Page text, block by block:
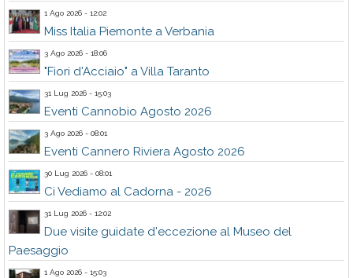
1 Ago 2026 - 12:02
Miss Italia Piemonte a Verbania
3 Ago 2026 - 18:06
"Fiori d'Acciaio" a Villa Taranto
31 Lug 2026 - 15:03
Eventi Cannobio Agosto 2026
3 Ago 2026 - 08:01
Eventi Cannero Riviera Agosto 2026
30 Lug 2026 - 08:01
Ci Vediamo al Cadorna - 2026
31 Lug 2026 - 12:02
Due visite guidate d'eccezione al Museo del
Paesaggio
1 Ago 2026 - 15:03